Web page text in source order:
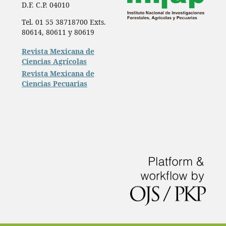
D.F. C.P. 04010
Tel. 01 55 38718700 Exts.
80614, 80611 y 80619
Revista Mexicana de
Ciencias Agrícolas
Revista Mexicana de
Ciencias Pecuarias